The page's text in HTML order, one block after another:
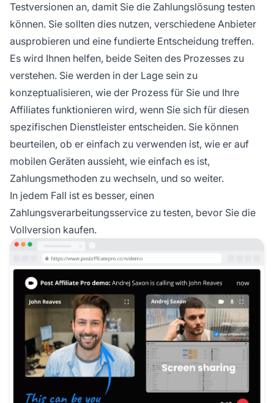
Testversionen an, damit Sie die Zahlungslösung testen
können. Sie sollten dies nutzen, verschiedene Anbieter
ausprobieren und eine fundierte Entscheidung treffen.
Es wird Ihnen helfen, beide Seiten des Prozesses zu
verstehen. Sie werden in der Lage sein zu
konzeptualisieren, wie der Prozess für Sie und Ihre
Affiliates funktionieren wird, wenn Sie sich für diesen
spezifischen Dienstleister entscheiden. Sie können
beurteilen, ob er einfach zu verwenden ist, wie er auf
mobilen Geräten aussieht, wie einfach es ist,
Zahlungsmethoden zu wechseln, und so weiter.
In jedem Fall ist es besser, einen
Zahlungsverarbeitungsservice zu testen, bevor Sie die
Vollversion kaufen.